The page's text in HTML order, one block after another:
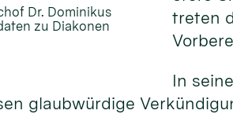
Dr. Dominikus
zu Diakonen
treten
In
glaubwürdige